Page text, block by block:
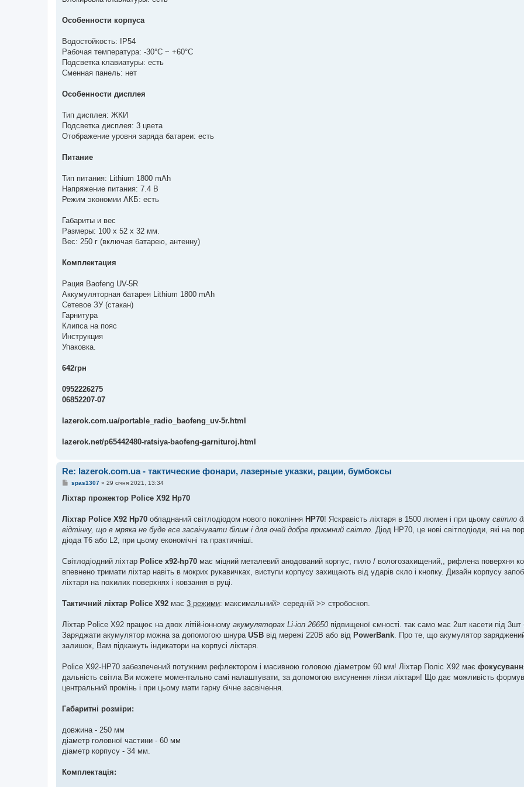
Особенности корпуса
Водостойкость: IP54
Рабочая температура: -30°С ~ +60°С
Подсветка клавиатуры: есть
Сменная панель: нет
Особенности дисплея
Тип дисплея: ЖКИ
Подсветка дисплея: 3 цвета
Отображение уровня заряда батареи: есть
Питание
Тип питания: Lithium 1800 mAh
Напряжение питания: 7.4 В
Режим экономии АКБ: есть
Габариты и вес
Размеры: 100 х 52 х 32 мм.
Вес: 250 г (включая батарею, антенну)
Комплектация
Рация Baofeng UV-5R
Аккумуляторная батарея Lithium 1800 mAh
Сетевое ЗУ (стакан)
Гарнитура
Клипса на пояс
Инструкция
Упаковка.
642грн
0952226275
06852207-07
lazerok.com.ua/portable_radio_baofeng_uv-5r.html
lazerok.net/p65442480-ratsiya-baofeng-garnituroj.html
Re: lazerok.com.ua - тактические фонари, лазерные указки, рации, бумбоксы
П
в
о
л
е
я
spas1307» 29 січня 2021, 13:34
Ліхтар прожектор Police X92 Hp70
Ліхтар Police X92 Hp70 обладнаний світлодіодом нового покоління HP70! Яскравість ліхтаря в 1500 люмен і при цьому світло
відтінку, що в мряка не буде все засвічувати білим і для очей добре приємний світло . Діод HP70, це нові світлодіоди, які на
діода Т6 або L2, при цьому економічні та практичніші.
Світлодіодний ліхтар Police x92-hp70 має міцний металевий анодований корпус, пило / вологозахищений,, рифлена поверхня
впевнено тримати ліхтар навіть в мокрих рукавичках, виступи корпусу захищають від ударів скло і кнопку. Дизайн корпусу
ліхтаря на похилих поверхнях і ковзання в руці.
Тактичний ліхтар Police X92 має 3 режими: максимальний> середній >> стробоскоп.
Ліхтар Police X92 працює на двох літій-іонному акумуляторах Li-ion 26650 підвищеної ємності. так само має 2шт касети під 3шт
Заряджати акумулятор можна за допомогою шнура USB від мережі 220В або від PowerBank . Про те, що акумулятор
залишок, Вам підкажуть індикатори на корпусі ліхтаря.
Poliсe X92-HP70 забезпечений потужним рефлектором і масивною головою діаметром 60 мм! Ліхтар Поліс X92 має
дальність світла Ви можете моментально самі налаштувати, за допомогою висунення лінзи ліхтаря! Що дає можливість
центральний промінь і при цьому мати гарну бічне засвічення.
Габаритні розміри:
довжина - 250 мм
діаметр головної частини - 60 мм
діаметр корпусу - 34 мм.
Комплектація: